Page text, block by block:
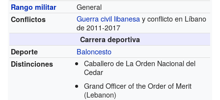
Rango militar General
Conflictos Guerra civil libanesay conflicto en Líbano
de 2011-2017
Carrera deportiva
Deporte
Baloncesto
Distinciones
Caballero de La Orden Nacional del
Cedar
Grand Officer of the Order of Merit
(Lebanon)